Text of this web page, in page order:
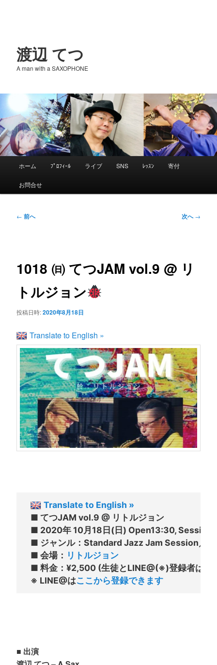
渡辺 てつ
A man with a SAXOPHONE
メ
イ
ン
ン
テ
ツ
へ
移
動
ホーム ﾌﾟﾛﾌｨｰﾙ ライブ SNS ﾚｯｽﾝ 寄付
お問合せ
投
ゲ
シ
ン
← 前へ 次へ→
1018 ㈰ てつJAM vol.9 @ リ
トルジョン
投稿日時:2020年8月18日
Translate to English »
Translate to English »
■ てつJAM vol.9 @ リトルジョン
■ 2020年 10月18日(日) Open13:30,
■ ジャンル：Standard Jazz Jam Session／
■ 会場： リトルジョン
■ 料金：¥2,500 (生徒とLINE@(※)登録者は
※ LINE@はここから登録できます
■ 出演